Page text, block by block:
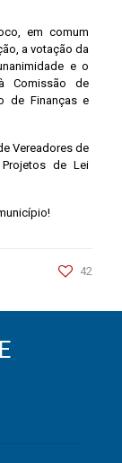
em comum
a votação da
e o
Comissão de
de Finanças e
Vereadores de
de Lei
42